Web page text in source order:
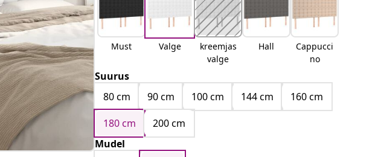
Must Valge
kreemjas
valge
Hall
Cappucci
no
Suurus
80 cm
90 cm 100 cm 144 cm
160 cm
180 cm
200 cm
Mudel